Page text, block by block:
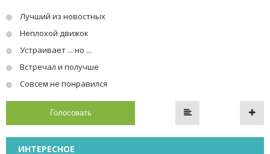
Лучший из новостных
Неплохой движок
Устраивает ... но ...
Встречал и получше
Совсем не понравился
Голосовать
ИНТЕРЕСНОЕ